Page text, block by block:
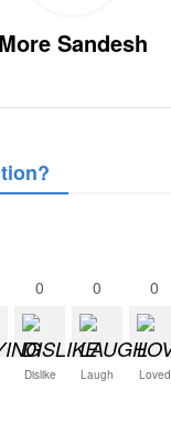
More Sandesh
0
Dislike
0
Laugh
0
Loved